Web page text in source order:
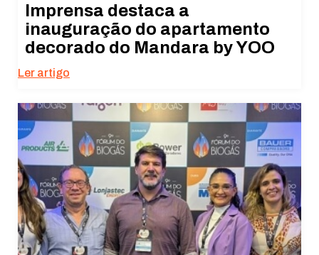
Imprensa destaca a
inauguração do apartamento
decorado do Mandara by YOO
Ler artigo
Necessário
Esses cookies
não são
opcionais. São
necessários
para o
funcionamento
do site.